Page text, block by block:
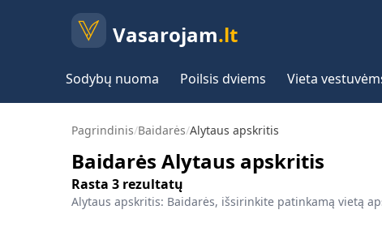
Vasarojam.lt
Sodybų nuoma Poilsis dviems Vieta
Pagrindinis/Baidarės/Alytaus apskritis
Baidarės Alytaus apskritis
Rasta 3 rezultatų
Alytaus apskritis: Baidarės, išsirinkite patinkamą vietą